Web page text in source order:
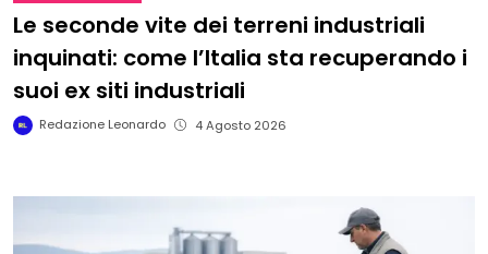
Le seconde vite dei terreni industriali
inquinati: come l’Italia sta recuperando i
suoi ex siti industriali
Redazione Leonardo 4 Agosto 2026